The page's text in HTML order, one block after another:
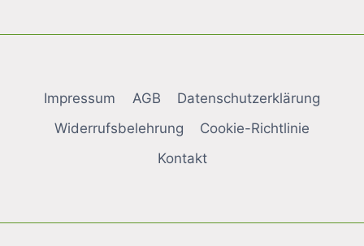
Impressum AGB
Datenschutzerklärung
Widerrufsbelehrung
Cookie-Richtlinie
Kontakt